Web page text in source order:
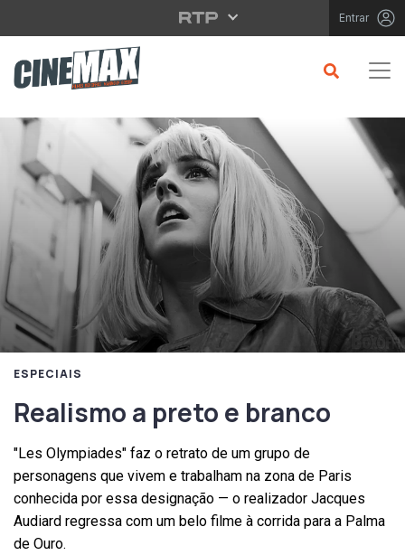
Saltar para o conteúdo principal Entrar
ESPECIAIS
Realismo a preto e branco
"Les Olympiades" faz o retrato de um grupo de
personagens que vivem e trabalham na zona de Paris
conhecida por essa designação — o realizador Jacques
Audiard regressa com um belo filme à corrida para a Palma
de Ouro.